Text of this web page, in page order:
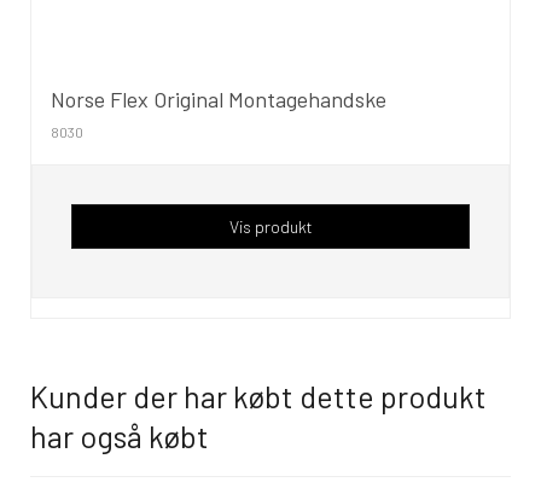
Norse Flex Original Montagehandske
8030
Vis produkt
Kunder der har købt dette produkt
har også købt